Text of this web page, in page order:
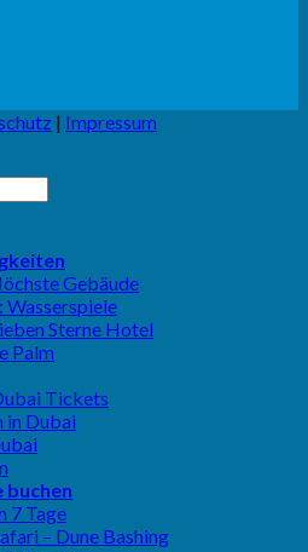
| Impressum
Gebäude
Wasserspiele
Sterne Hotel
Palm
Tickets
in Dubai
buchen
7 Tage
– Dune Bashing